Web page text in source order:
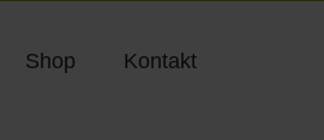
Shop Kontakt